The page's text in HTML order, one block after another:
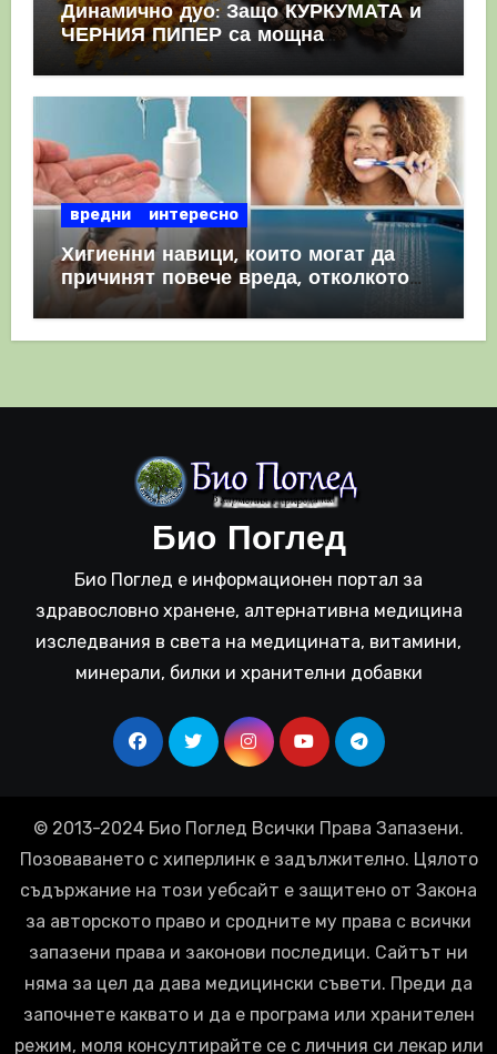
Динамично дуо: Защо КУРКУМАТА и
ЧЕРНИЯ ПИПЕР са мощна
комбинация
вредни интересно
Хигиенни навици, които могат да
причинят повече вреда, отколкото
полза
Био Поглед
Био Поглед е информационен портал за
здравословно хранене, алтернативна медицина
изследвания в света на медицината, витамини,
минерали, билки и хранителни добавки
© 2013-2024 Био Поглед Всички Права Запазени.
Позоваването с хиперлинк е задължително. Цялото
съдържание на този уебсайт е защитено от Закона
за авторското право и сродните му права с всички
запазени права и законови последици. Сайтът ни
няма за цел да дава медицински съвети. Преди да
започнете каквато и да е програма или хранителен
режим, моля консултирайте се с личния си лекар или